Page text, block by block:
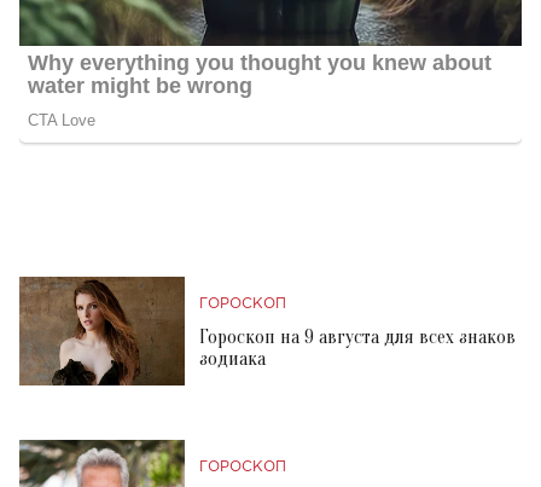
ГОРОСКОП
Гороскоп на 9 августа для всех знаков
зодиака
ГОРОСКОП